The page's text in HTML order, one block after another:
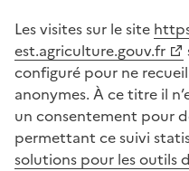
Les visites sur le site
est.agriculture.gouv.fr
configuré pour ne
anonymes. À ce titre il
un consentement pour
permettant ce suivi
solutions pour les outils